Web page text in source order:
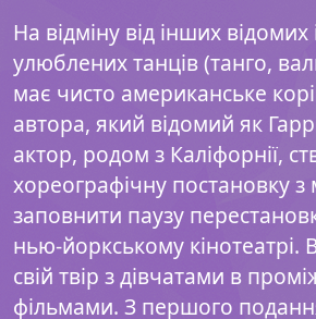
На відміну від інших
улюблених танців (танго,
має чисто американське
автора, який відомий як
актор, родом з Каліфорнії,
хореографічну постановку
заповнити паузу
нью-йоркському кінотеатрі.
свій твір з дівчатами в
фільмами. З першого